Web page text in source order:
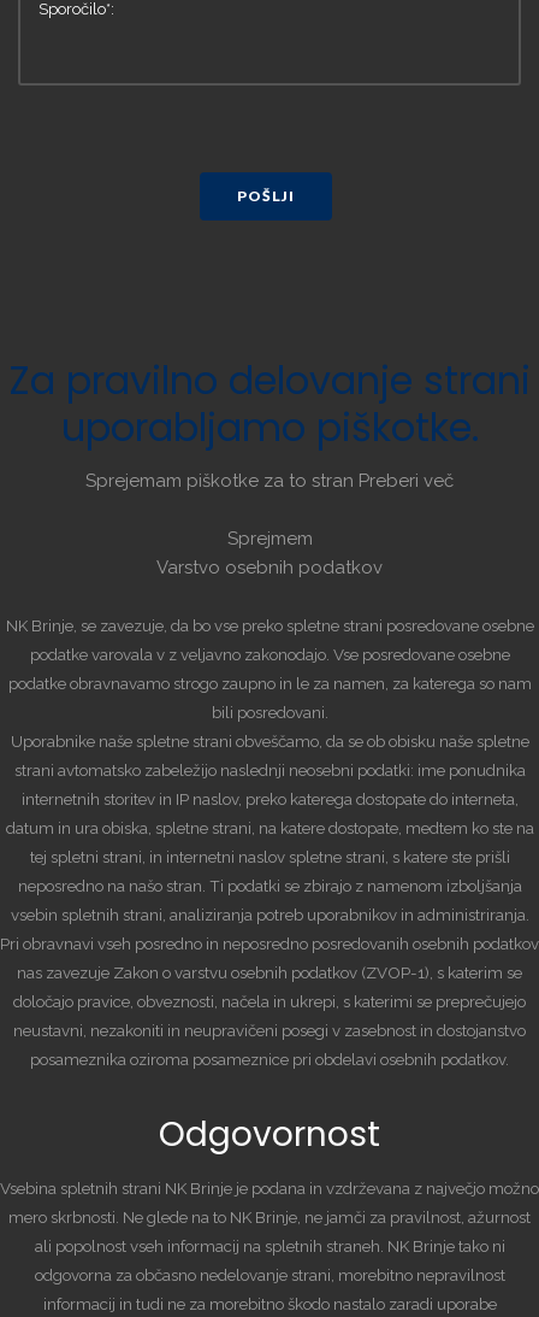
POŠLJI
Za pravilno delovanje strani
uporabljamo piškotke.
Sprejemam piškotke za to stran Preberi več
Sprejmem
Varstvo osebnih podatkov
NK Brinje, se zavezuje, da bo vse preko spletne strani posredovane osebne
podatke varovala v z veljavno zakonodajo. Vse posredovane osebne
podatke obravnavamo strogo zaupno in le za namen, za katerega so nam
bili posredovani.
Uporabnike naše spletne strani obveščamo, da se ob obisku naše spletne
strani avtomatsko zabeležijo naslednji neosebni podatki: ime ponudnika
internetnih storitev in IP naslov, preko katerega dostopate do interneta,
datum in ura obiska, spletne strani, na katere dostopate, medtem ko ste na
tej spletni strani, in internetni naslov spletne strani, s katere ste prišli
neposredno na našo stran. Ti podatki se zbirajo z namenom izboljšanja
vsebin spletnih strani, analiziranja potreb uporabnikov in administriranja.
Pri obravnavi vseh posredno in neposredno posredovanih osebnih podatkov
nas zavezuje Zakon o varstvu osebnih podatkov (ZVOP-1), s katerim se
določajo pravice, obveznosti, načela in ukrepi, s katerimi se preprečujejo
neustavni, nezakoniti in neupravičeni posegi v zasebnost in dostojanstvo
posameznika oziroma posameznice pri obdelavi osebnih podatkov.
Odgovornost
Vsebina spletnih strani NK Brinje je podana in vzdrževana z največjo možno
mero skrbnosti. Ne glede na to NK Brinje, ne jamči za pravilnost, ažurnost
ali popolnost vseh informacij na spletnih straneh. NK Brinje tako ni
odgovorna za občasno nedelovanje strani, morebitno nepravilnost
informacij in tudi ne za morebitno škodo nastalo zaradi uporabe